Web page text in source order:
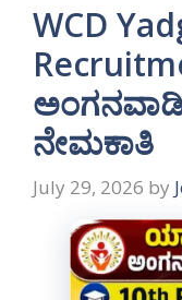
WCD
ನೇಮಕಾತಿ
July 29, 2026 by